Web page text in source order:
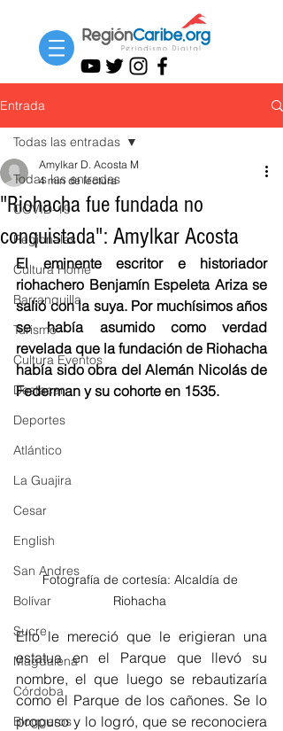
Entrada
Todas las entradas
COVID-19
Regionales
Cultura Home
Barranquilla
Turismo
Cultura Eventos
Destacar
Deportes
Atlántico
La Guajira
Cesar
English
San Andres
Bolívar
Sucre
Magdalena
Córdoba
Bloggeros
Todas las entradas
"Riohacha fue fundada no
conquistada": Amylkar Acosta
Amylkar D. Acosta M
4 min de lectura
El eminente escritor e historiador
riohachero Benjamín Espeleta Ariza se
salió con la suya. Por muchísimos años
se había asumido como verdad
revelada que la fundación de Riohacha
había sido obra del Alemán Nicolás de
Federman y su cohorte en 1535.
Fotografía de cortesía: Alcaldía de
Riohacha
Ello le mereció que le erigieran una
estatua en el Parque que llevó su
nombre, el que luego se rebautizaría
como el Parque de los cañones. Se lo
propuso y lo logró, que se reconociera